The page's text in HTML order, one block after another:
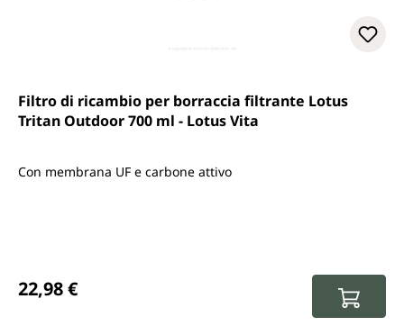
Filtro di ricambio per borraccia filtrante Lotus
Tritan Outdoor 700 ml - Lotus Vita
Con membrana UF e carbone attivo
22,98 €